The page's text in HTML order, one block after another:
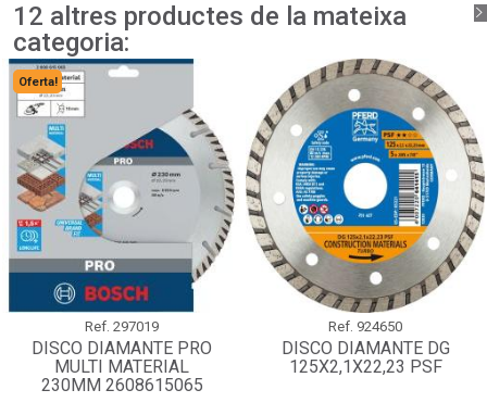
12 altres productes de la mateixa
categoria:
Oferta!
Ref. 297019
DISCO DIAMANTE PRO
MULTI MATERIAL
230MM 2608615065
Ref. 924650
DISCO DIAMANTE DG
125X2,1X22,23 PSF